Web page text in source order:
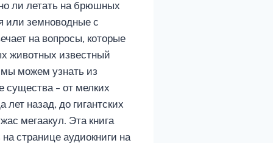
ли летать на брюшных
или земноводные с
на вопросы, которые
животных известный
мы можем узнать из
существа – от мелких
назад, до гигантских
мегаакул. Эта книга
странице аудиокниги на